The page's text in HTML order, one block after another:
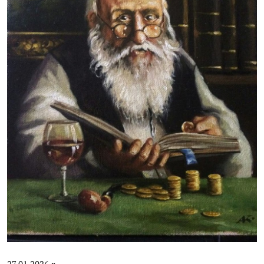
Цифровые коллекции
История здравоохранения Узбекистана
Периодические издания
Фотогалерея
Медики Узбекистана
ВАК
Статистика
PDF-translator